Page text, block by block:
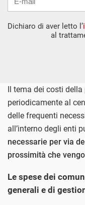
Dichiaro di aver letto l’
al
Il tema dei costi
periodicamente al
delle frequenti
all’interno degli enti
necessarie per via
prossimità che
Le spese dei
generali e di